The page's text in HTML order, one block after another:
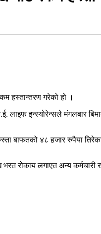
हस्तान्तरण गरेको हो ।
लाइफ इन्स्योरेन्सले मंगलबार
बाफतको ४८ हजार रुपैया
रोकाय लगाएत अन्य कर्मचारी